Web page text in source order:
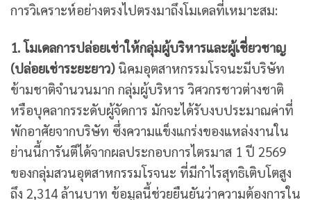
การวิเคราะห์อย่างตรงไปตรงมาถึงโมเดลที่เหมาะสม:
1. โมเดลการปล่อยเช่าให้กลุ่มผู้บริหารและผู้เชี่ยวชาญ
(ปล่อยเช่าระยะยาว)นิคมอุตสาหกรรมโรจนะมีบริษัท
ข้ามชาติจำนวนมาก กลุ่มผู้บริหาร วิศวกรชาวต่างชาติ
หรือบุคลากรระดับผู้จัดการ มักจะได้รับงบประมาณค่าที่
พักอาศัยจากบริษัท ซึ่งความแข็งแกร่งของแหล่งงานใน
ย่านนี้การันตีได้จากผลประกอบการไตรมาส 1 ปี 2569
ของกลุ่มสวนอุตสาหกรรมโรจนะ ที่มีกำไรสุทธิเติบโตสูง
ถึง 2,314 ล้านบาท ข้อมูลนี้ช่วยยืนยันว่าความต้องการใน